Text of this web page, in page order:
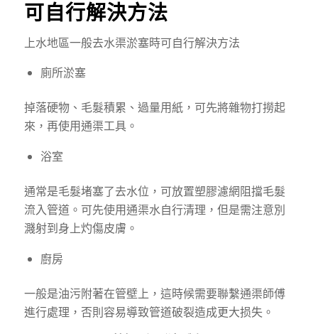
可自行解決方法
上水地區一般去水渠淤塞時可自行解決方法
廁所淤塞
掉落硬物、毛髮積累、過量用紙，可先將雜物打撈起
來，再使用通渠工具。
浴室
通常是毛髮堵塞了去水位，可放置塑膠濾網阻擋毛髮
流入管道。可先使用通渠水自行清理，但是需注意別
濺射到身上灼傷皮膚。
廚房
一般是油污附著在管壁上，這時候需要聯繫通渠師傅
進行處理，否則容易導致管道破裂造成更大损失。